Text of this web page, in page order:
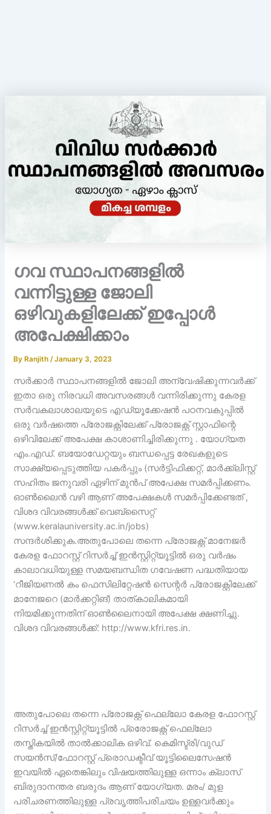
ഗവ സ്ഥാപനങ്ങളിൽ
വന്നിട്ടുള്ള ജോലി
ഒഴിവുകളിലേക്ക് ഇപ്പോൾ
അപേക്ഷിക്കാം
By Ranjith/January 3, 2023
സർക്കാർ സ്ഥാപനങ്ങളിൽ ജോലി അന്വേഷിക്കുന്നവർക്ക്
ഇതാ ഒരു നിരവധി അവസരങ്ങൾ വന്നിരിക്കുന്നു കേരള
സർവകലാശാലയുടെ എഡ്യൂക്കേഷൻ പഠനവകുപ്പിൽ
ഒരു വർഷത്തെ പ്രോജക്റ്റിലേക്ക് പ്രോജക്റ്റ് സ്റ്റാഫിന്റെ
ഒഴിവിലേക്ക് അപേക്ഷ കാശാണിച്ചിരിക്കുന്നു . യോഗ്യത
എം.എഡ്. ബയോഡേറ്റയും ബന്ധപ്പെട്ട രേഖകളുടെ
സാക്ഷ്യപ്പെടുത്തിയ പകർപ്പും (സർട്ടിഫിക്കറ്റ്, മാർക്ക്‌ലിസ്റ്റ്
സഹിതം ജനുവരി ഏഴിന് മുൻപ് അപേക്ഷ സമർപ്പിക്കണം.
ഓൺലൈൻ വഴി ആണ് അപേക്ഷകൾ സമർപ്പിക്കേണ്ടത് ,
വിശദ വിവരങ്ങൾക്ക് വെബ്‌സൈറ്റ്
(www.keralauniversity.ac.in/jobs)
സന്ദർശിക്കുക.അതുപോലെ തന്നെ പ്രോജക്റ്റ് മാനേജർ
കേരള ഫോറസ്റ്റ് റിസർച്ച് ഇൻസ്റ്റിറ്റ്യൂട്ടിൽ ഒരു വർഷം
കാലാവധിയുള്ള സമയബന്ധിത ഗവേഷണ പദ്ധതിയായ
‘റീജിയണൽ കം ഫെസിലിറ്റേഷൻ സെന്റർ പ്രോജക്റ്റിലേക്ക്
മാനേജറെ (മാർക്കറ്റിങ്) താത്കാലികമായി
നിയമിക്കുന്നതിന് ഓൺലൈനായി അപേക്ഷ ക്ഷണിച്ചു.
വിശദ വിവരങ്ങൾക്ക്: http://www.kfri.res.in.
അതുപോലെ തന്നെ പ്രോജക്റ്റ് ഫെല്ലോ കേരള ഫോറസ്റ്റ്
റിസർച്ച് ഇൻസ്റ്റിറ്റ്യൂട്ടിൽ പ്രെോജക്റ്റ് ഫെല്ലോ
തസ്തികയിൽ താൽക്കാലിക ഒഴിവ്. കെമിസ്ട്രി/വുഡ്
സയൻസ്/ഫോറസ്റ്റ് പ്രൊഡക്ടീവ് യൂട്ടിലൈസേഷൻ
ഇവയിൽ ഏതെങ്കിലും വിഷയത്തിലുള്ള ഒന്നാം ക്ലാസ്
ബിരുദാനന്തര ബരുദം ആണ് യോഗ്യത. മരം/ മുള
പരിചരണത്തിലുള്ള പ്രവൃത്തിപരിചയം ഉള്ളവർക്കും